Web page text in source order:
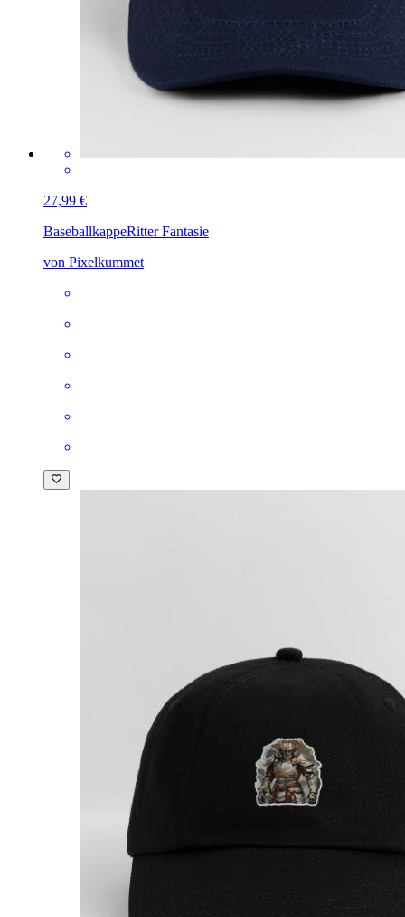
27,99 €
BaseballkappeRitter Fantasie
von Pixelkummet